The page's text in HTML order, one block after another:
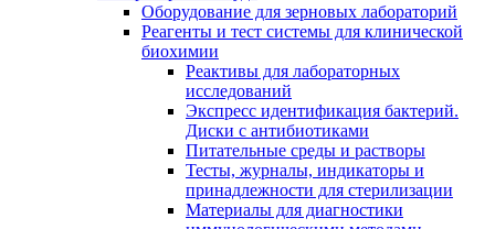
Оборудование для зерновых лабораторий
Реагенты и тест системы для клинической
биохимии
Реактивы для лабораторных
исследований
Экспресс идентификация бактерий.
Диски с антибиотиками
Питательные среды и растворы
Тесты, журналы, индикаторы и
принадлежности для стерилизации
Материалы для диагностики